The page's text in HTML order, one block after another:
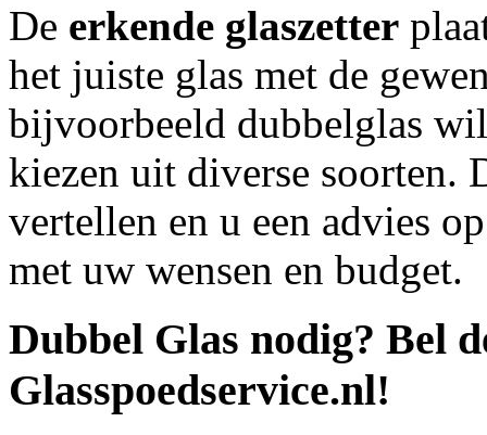
De erkende glaszetter
het juiste glas met de
bijvoorbeeld dubbelglas
kiezen uit diverse soorten.
vertellen en u een advies
met uw wensen en budget.
Dubbel Glas nodig? Bel
Glasspoedservice.nl!